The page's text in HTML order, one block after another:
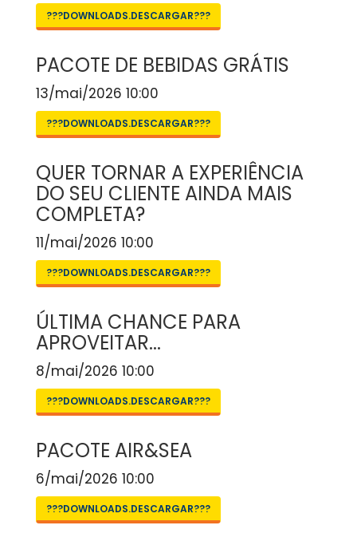
???DOWNLOADS.DESCARGAR???
PACOTE DE BEBIDAS GRÁTIS
13/mai/2026 10:00
???DOWNLOADS.DESCARGAR???
QUER TORNAR A EXPERIÊNCIA
DO SEU CLIENTE AINDA MAIS
COMPLETA?
11/mai/2026 10:00
???DOWNLOADS.DESCARGAR???
ÚLTIMA CHANCE PARA
APROVEITAR...
8/mai/2026 10:00
???DOWNLOADS.DESCARGAR???
PACOTE AIR&SEA
6/mai/2026 10:00
???DOWNLOADS.DESCARGAR???